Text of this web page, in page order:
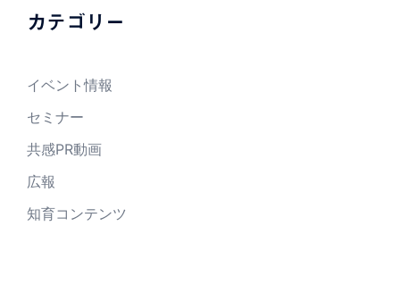
カテゴリー
イベント情報
セミナー
共感PR動画
広報
知育コンテンツ